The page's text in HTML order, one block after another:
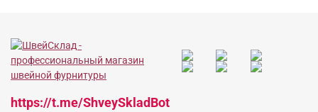
https://t.me/ShveySkladBot